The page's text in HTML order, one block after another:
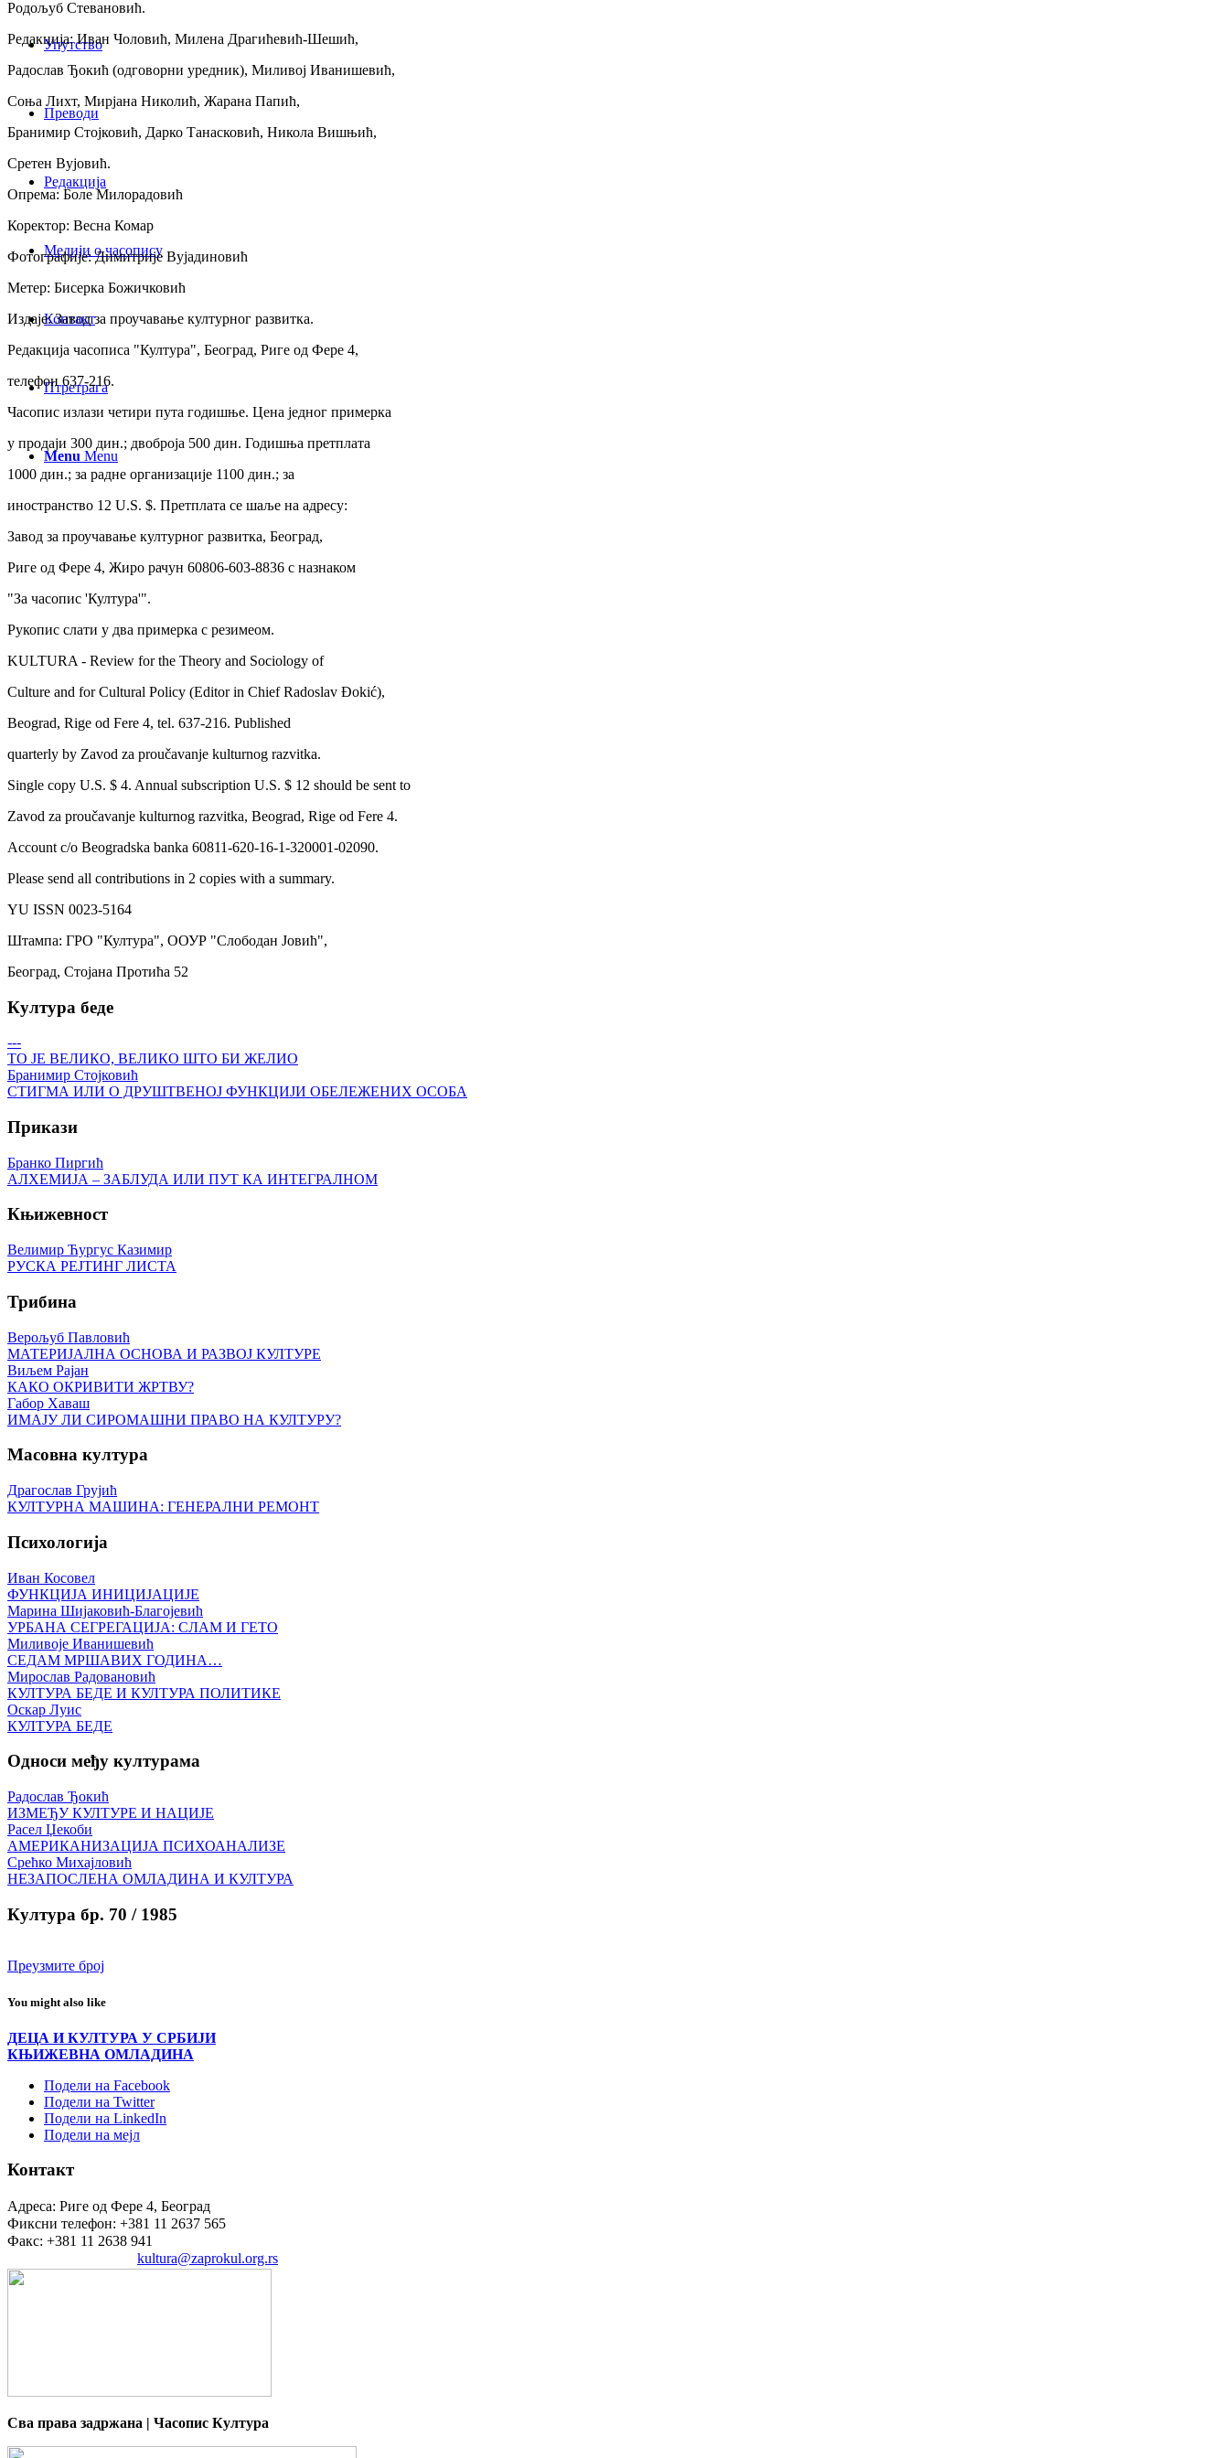
Упутство
Преводи
Редакција
Медији о часопису
Контакт
Птретрага
Menu Menu
Родољуб Стевановић.
Редакција: Иван Чоловић, Милена Драгићевић-Шешић,
Радослав Ђокић (одговорни уредник), Миливој Иванишевић,
Соња Лихт, Мирјана Николић, Жарана Папић,
Бранимир Стојковић, Дарко Танасковић, Никола Вишњић,
Сретен Вујовић.
Опрема: Боле Милорадовић
Коректор: Весна Комар
Фотографије: Димитрије Вујадиновић
Метер: Бисерка Божичковић
Издаје: Завод за проучавање културног развитка.
Редакција часописа "Култура", Београд, Риге од Фере 4,
телефон 637-216.
Часопис излази четири пута годишње. Цена једног примерка
у продаји 300 дин.; двоброја 500 дин. Годишња претплата
1000 дин.; за радне организације 1100 дин.; за
иностранство 12 U.S. $. Претплата се шаље на адресу:
Завод за проучавање културног развитка, Београд,
Риге од Фере 4, Жиро рачун 60806-603-8836 с назнаком
"За часопис 'Култура'".
Рукопис слати у два примерка с резимеом.
KULTURA - Review for the Theory and Sociology of
Culture and for Cultural Policy (Editor in Chief Radoslav Đokić),
Beograd, Rige od Fere 4, tel. 637-216. Published
quarterly by Zavod za proučavanje kulturnog razvitka.
Single copy U.S. $ 4. Annual subscription U.S. $ 12 should be sent to
Zavod za proučavanje kulturnog razvitka, Beograd, Rige od Fere 4.
Account c/o Beogradska banka 60811-620-16-1-320001-02090.
Please send all contributions in 2 copies with a summary.
YU ISSN 0023-5164
Штампа: ГРО "Култура", ООУР "Слободан Јовић",
Београд, Стојана Протића 52
Култура беде
---
ТО ЈЕ ВЕЛИКО, ВЕЛИКО ШТО БИ ЖЕЛИО
Бранимир Стојковић
СТИГМА ИЛИ О ДРУШТВЕНОЈ ФУНКЦИЈИ ОБЕЛЕЖЕНИХ ОСОБА
Прикази
Бранко Пиргић
АЛХЕМИЈА – ЗАБЛУДА ИЛИ ПУТ КА ИНТЕГРАЛНОМ
Књижевност
Велимир Ћургус Казимир
РУСКА РЕЈТИНГ ЛИСТА
Трибина
Верољуб Павловић
МАТЕРИЈАЛНА ОСНОВА И РАЗВОЈ КУЛТУРЕ
Виљем Рајан
КАКО ОКРИВИТИ ЖРТВУ?
Габор Хаваш
ИМАЈУ ЛИ СИРОМАШНИ ПРАВО НА КУЛТУРУ?
Масовна култура
Драгослав Грујић
КУЛТУРНА МАШИНА: ГЕНЕРАЛНИ РЕМОНТ
Психологија
Иван Косовел
ФУНКЦИЈА ИНИЦИЈАЦИЈЕ
Марина Шијаковић-Благојевић
УРБАНА СЕГРЕГАЦИЈА: СЛАМ И ГЕТО
Миливоје Иванишевић
СЕДАМ МРШАВИХ ГОДИНА…
Мирослав Радовановић
КУЛТУРА БЕДЕ И КУЛТУРА ПОЛИТИКЕ
Оскар Луис
КУЛТУРА БЕДЕ
Односи међу културама
Радослав Ђокић
ИЗМЕЂУ КУЛТУРЕ И НАЦИЈЕ
Расел Џекоби
АМЕРИКАНИЗАЦИЈА ПСИХОАНАЛИЗЕ
Срећко Михајловић
НЕЗАПОСЛЕНА ОМЛАДИНА И КУЛТУРА
Култура бр. 70 / 1985
Преузмите број
You might also like
ДЕЦА И КУЛТУРА У СРБИЈИ
КЊИЖЕВНА ОМЛАДИНА
Подели на Facebook
Подели на Twitter
Подели на LinkedIn
Подели на мејл
Контакт
Адреса: Риге од Фере 4, Београд
Фиксни телефон: +381 11 2637 565
Факс: +381 11 2638 941
kultura@zaprokul.org.rs
Сва права задржана | Часопис Култура